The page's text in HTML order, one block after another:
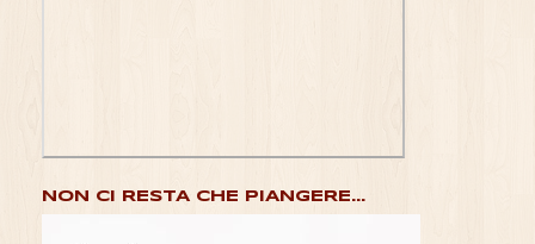
NON CI RESTA CHE PIANGERE...